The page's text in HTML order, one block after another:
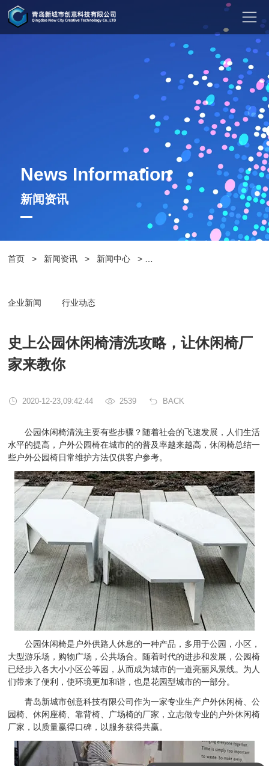
News Information
新闻资讯
首页 > 新闻资讯 > 新闻中心 >
企业新闻 行业动态
史上公园休闲椅清洗攻略，让休闲椅厂
家来教你
2020-12-23,09:42:44 2539 BACK
公园休闲椅清洗主要有些步骤？随着社会的飞速发展，人们生活
水平的提高，户外公园椅在城市的的普及率越来越高，休闲椅总结一
些户外公园椅日常维护方法仅供客户参考。
公园休闲椅是户外供路人休息的一种产品，多用于公园，小区，
大型游乐场，购物广场，公共场合。随着时代的进步和发展，公园椅
已经步入各大小小区公等园，从而成为城市的一道亮丽风景线。为人
们带来了便利，使环境更加和谐，也是花园型城市的一部分。
青岛新城市创意科技有限公司作为一家专业生产户外休闲椅、公
园椅、休闲座椅、靠背椅、广场椅的厂家，立志做专业的户外休闲椅
厂家，以质量赢得口碑，以服务获得共赢。